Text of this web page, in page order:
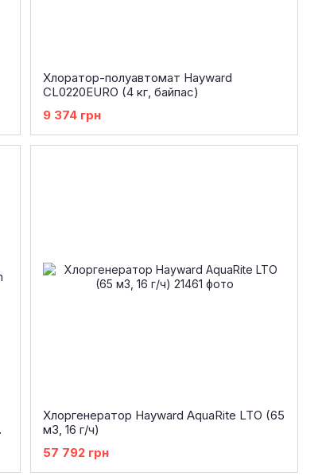
Хлоратор-полуавтомат Hayward
CL0220EURO (4 кг, байпас)
9 374 грн
Хлоргенератор Hayward AquaRite LTO (65
м3, 16 г/ч)
57 792 грн